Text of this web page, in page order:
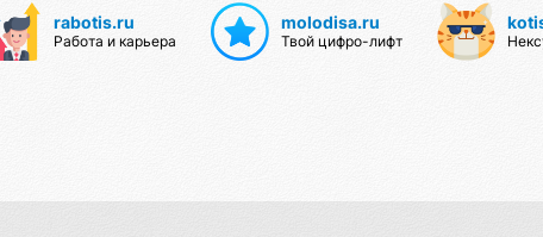
rabotis.ru
Работа и карьера
molodisa.ru
Твой цифро-лифт